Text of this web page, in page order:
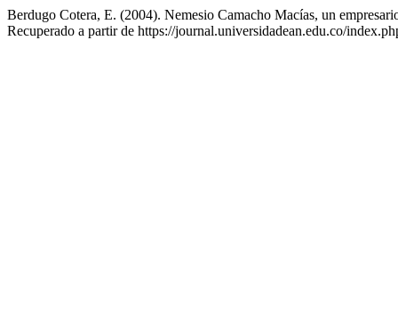
Berdugo Cotera, E. (2004). Nemesio Camacho Macías, un
Recuperado a partir de https://journal.universidadean.edu.co/